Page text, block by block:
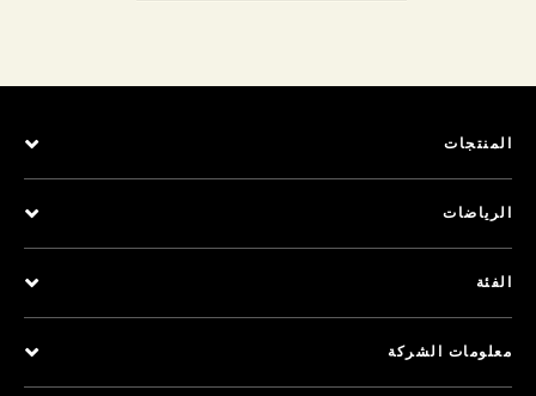
المنتجات
الرياضات
الفئة
معلومات الشركة